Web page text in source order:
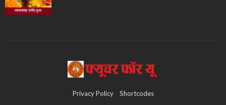
Privacy Policy Shortcodes